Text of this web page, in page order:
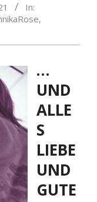
In:
,
…
UND
ALLE
S
LIEBE
UND
GUTE